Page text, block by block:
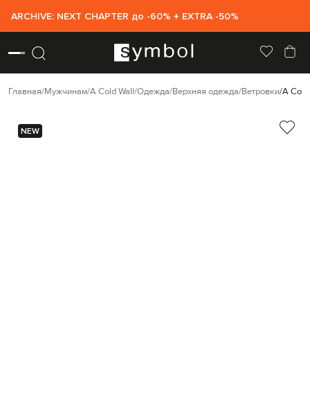
ARCHIVE: NEXT CHAPTER до -60% + EXTRA -50%
Главная Мужчинам A Cold Wall Одежда Верхняя одежда Ветровки A
NEW